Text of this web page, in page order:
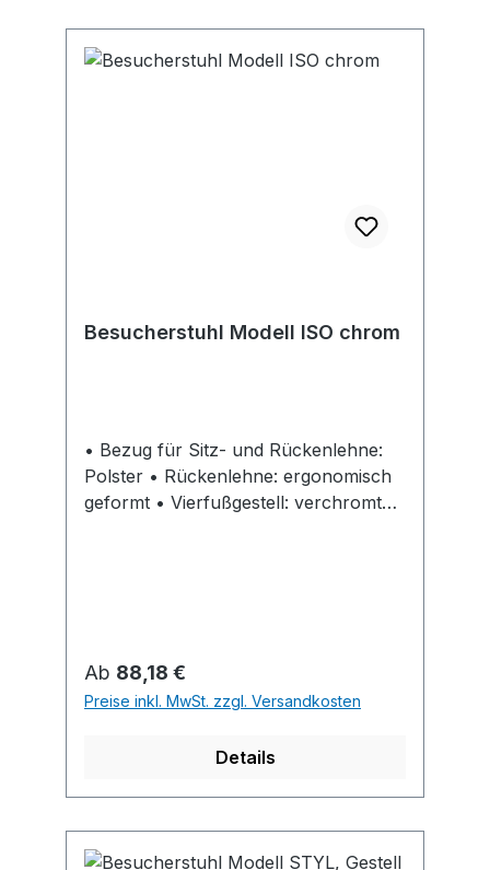
Besucherstuhl Modell ISO chrom
• Bezug für Sitz- und Rückenlehne:
Polster • Rückenlehne: ergonomisch
geformt • Vierfußgestell: verchromt
Regulärer Preis:
Ab 88,18 €
Preise inkl. MwSt. zzgl. Versandkosten
Details